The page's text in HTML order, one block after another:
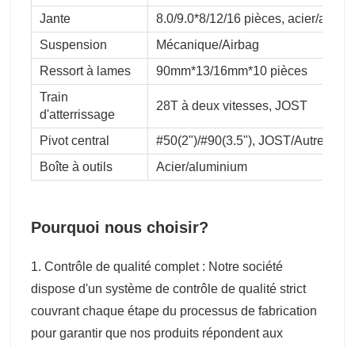
Jante
8.0/9.0*8/12/16 pièces, acier/
Suspension
Mécanique/Airbag
Ressort à lames
90mm*13/16mm*10 pièces
Train
d'atterrissage
28T à deux vitesses, JOST
Pivot central
#50(2")/#90(3.5"), JOST/Autre
Boîte à outils
Acier/aluminium
Pourquoi nous choisir?
1. Contrôle de qualité complet : Notre société
dispose d'un système de contrôle de qualité strict
couvrant chaque étape du processus de fabrication
pour garantir que nos produits répondent aux